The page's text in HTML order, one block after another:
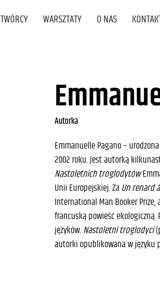
TWÓRCY WARSZTATY O NAS
Autorka
Emmanuelle Pagano –
2002 roku. Jest autorką
Nastoletnich troglodytów
Unii Europejskiej. Za Un renard
International Man Booker
francuską powieść ekologiczną.
języków.Nastoletni troglodyci
autorki opublikowana w języku